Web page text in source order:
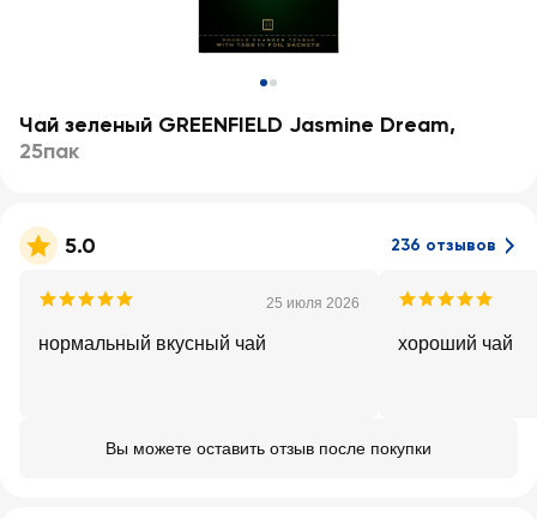
Чай зеленый GREENFIELD Jasmine Dream,
25пак
5.0 236 отзывов
25 июля 2026
нормальный вкусный чай хороший чай
Вы можете оставить отзыв после покупки